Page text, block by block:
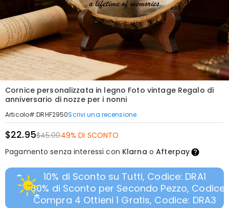
Cornice personalizzata in legno Foto vintage Regalo di
anniversario di nozze per i nonni
Articolo#:DRHF2950Scrivi una recensione
$22.95$45.0049% DI SCONTO
Pagamento senza interessi con Klarna oAfterpay
10% di Sconto su Tutti, Codice: DRA1
30% di Sconto per Secondo Pezzo, Codice:
Compra 4 Ottieni 1 Gratis, Codice: DRA3